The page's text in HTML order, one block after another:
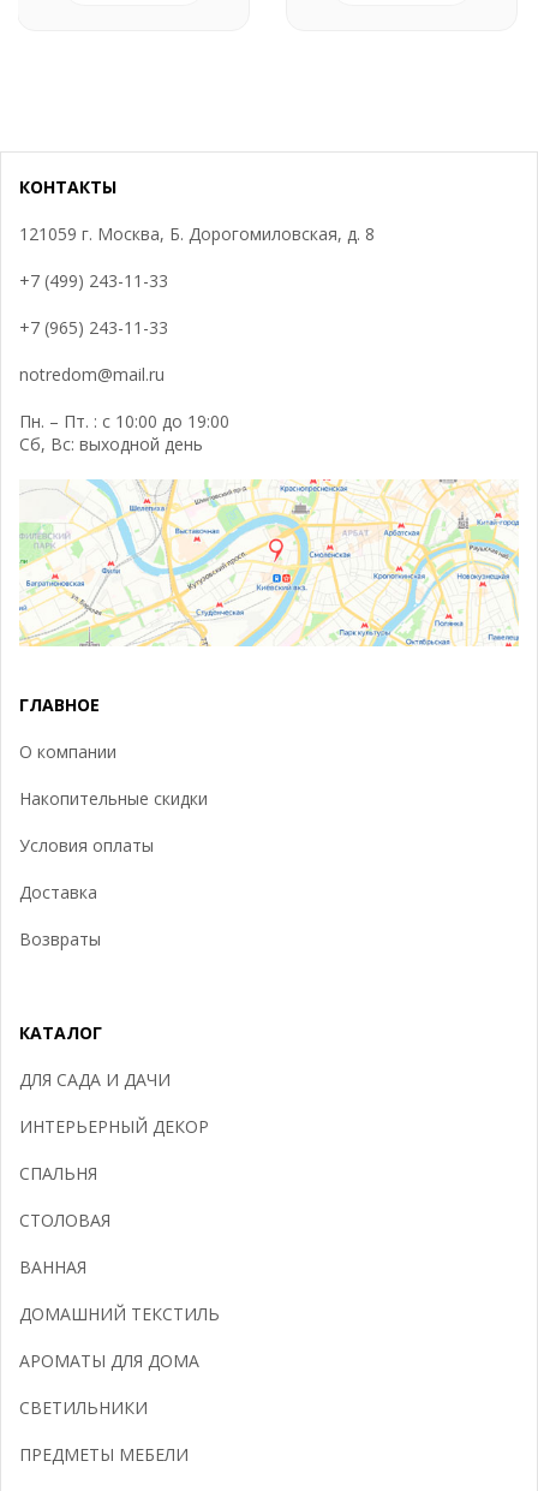
КОНТАКТЫ
121059 г. Москва, Б. Дорогомиловская, д. 8
+7 (499) 243-11-33
+7 (965) 243-11-33
notredom@mail.ru
Пн. – Пт. : с 10:00 до 19:00
Сб, Вс: выходной день
ГЛАВНОЕ
О компании
Накопительные скидки
Условия оплаты
Доставка
Возвраты
КАТАЛОГ
ДЛЯ САДА И ДАЧИ
ИНТЕРЬЕРНЫЙ ДЕКОР
СПАЛЬНЯ
СТОЛОВАЯ
ВАННАЯ
ДОМАШНИЙ ТЕКСТИЛЬ
АРОМАТЫ ДЛЯ ДОМА
СВЕТИЛЬНИКИ
ПРЕДМЕТЫ МЕБЕЛИ